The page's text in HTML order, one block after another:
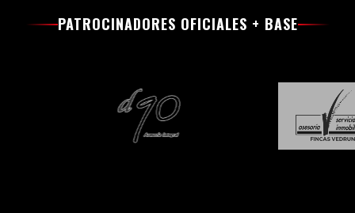
PATROCINADORES OFICIALES + BASE